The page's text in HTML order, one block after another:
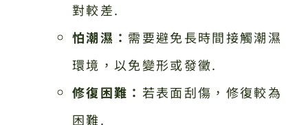
對較差.
怕潮濕： 需要避免長時間接觸潮濕
環境，以免變形或發黴.
修復困難： 若表面刮傷，修復較為
困難.